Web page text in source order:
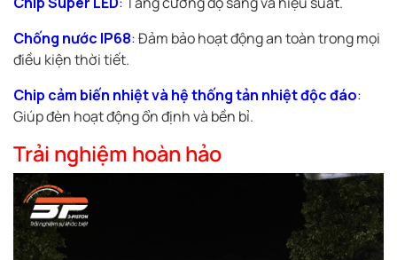
Chống nước IP68:Đảm bảo hoạt động an toàn trong mọi
điều kiện thời tiết.
Chip cảm biến nhiệt và hệ thống tản nhiệt độc đáo:
Giúp đèn hoạt động ổn định và bền bỉ.
Trải nghiệm hoàn hảo